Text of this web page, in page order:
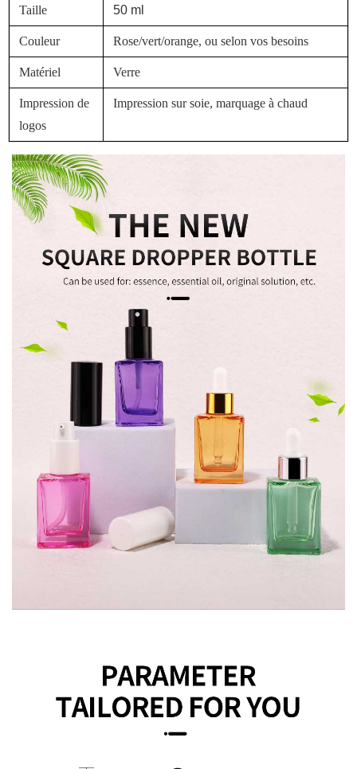
Taille 50 ml
Couleur Rose/vert/orange, ou selon vos besoins
Matériel Verre
Impression de
logos
Impression sur soie, marquage à chaud